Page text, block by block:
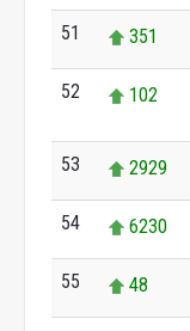
51 351
52 102
53 2929
54 6230
55 48